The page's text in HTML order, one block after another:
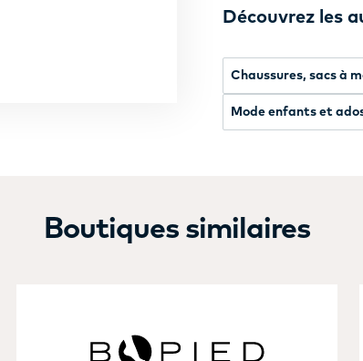
Découvrez les
Chaussures, sacs à
Mode enfants et
Boutiques similaires